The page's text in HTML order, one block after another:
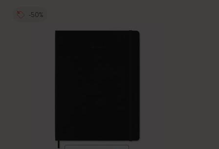
-50%